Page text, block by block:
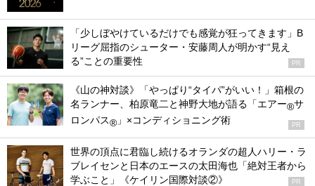
「少しぼやけているだけでも感覚が狂ってきます」B
リーグ屈指のシューター・安藤周人が明かす“見え
る”ことの重要性
PR
《山の神対談》「やっぱり“タイパ”がいい！」箱根の
名ランナー、柏原竜二と神野大地が語る「エアー®サ
ロンパス® 」×コンディショニング術 PR
世界の頂点に君臨し続けるオランダの超人ハリー・ラ
ブレイセンと日本のエースの太田海也「絶対王者から
学ぶこと」《ケイリン国際対談②》
PR